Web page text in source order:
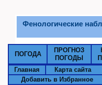
Фенологические
ПОГОДА
ПРОГНОЗ
ПОГОДЫ
Главная Карта сайта
Добавить в Избранное